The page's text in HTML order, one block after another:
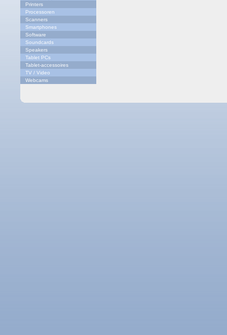
Printers
Processoren
Scanners
Smartphones
Software
Soundcards
Speakers
Tablet PCs
Tablet-accessoires
TV / Video
Webcams